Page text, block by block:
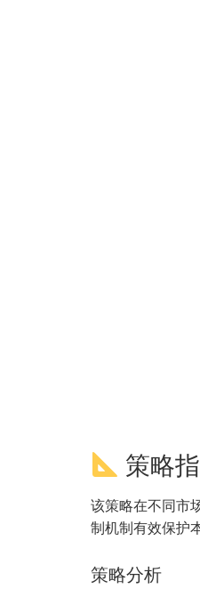
策略
该策略在不同市
制机制有效保护
策略分析